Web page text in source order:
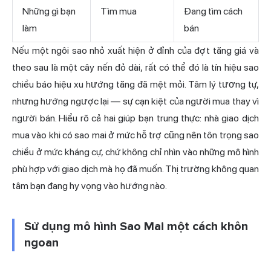
Những gì bạn
làm
Tìm mua
Đang tìm cách
bán
Nếu một ngôi sao nhỏ xuất hiện ở đỉnh của đợt tăng giá và
theo sau là một cây nến đỏ dài, rất có thể đó là tín hiệu sao
chiều báo hiệu xu hướng tăng đã mệt mỏi. Tâm lý tương tự,
nhưng hướng ngược lại — sự cạn kiệt của người mua thay vì
người bán. Hiểu rõ cả hai giúp bạn trung thực: nhà giao dịch
mua vào khi có sao mai ở mức hỗ trợ cũng nên tôn trọng sao
chiều ở mức kháng cự, chứ không chỉ nhìn vào những mô hình
phù hợp với giao dịch mà họ đã muốn. Thị trường không quan
tâm bạn đang hy vọng vào hướng nào.
Sử dụng mô hình Sao Mai một cách khôn
ngoan